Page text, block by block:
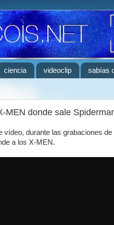
ciencia videoclip sabías
MEN donde sale
vídeo, durante las grabaciones
a los X-MEN.